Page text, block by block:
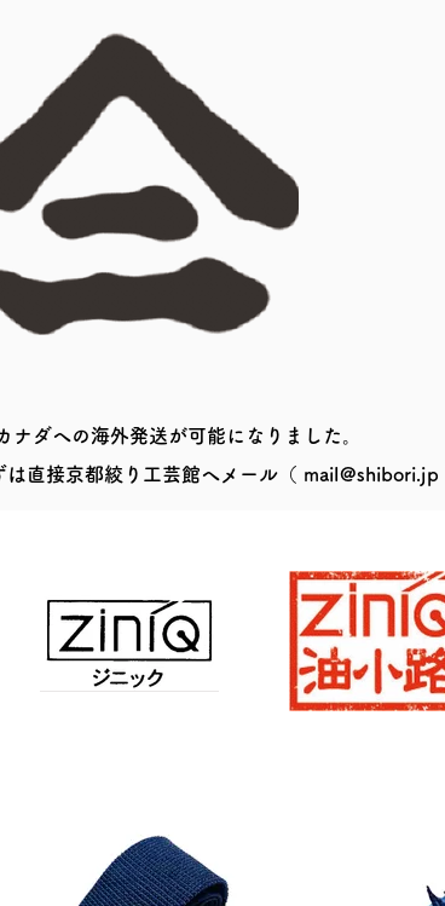
ナダへの海外発送が可能になりました。
直接京都絞り工芸館へメール（ mail@shibori.jp